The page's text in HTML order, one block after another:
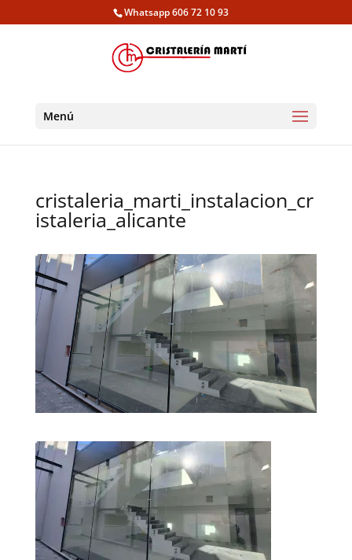
Whatsapp 606 72 10 93
Menú
cristaleria_marti_instalacion_cr
istaleria_alicante